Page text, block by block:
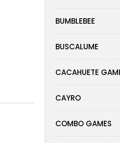
BUMBLEBEE
BUSCALUME
CACAHUETE
CAYRO
COMBO GAMES